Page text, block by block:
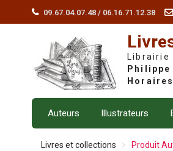
09.67.04.07.48 / 06.16.71.12.38
Librairie
Auteurs Illustrateurs
Livres et collections Produit